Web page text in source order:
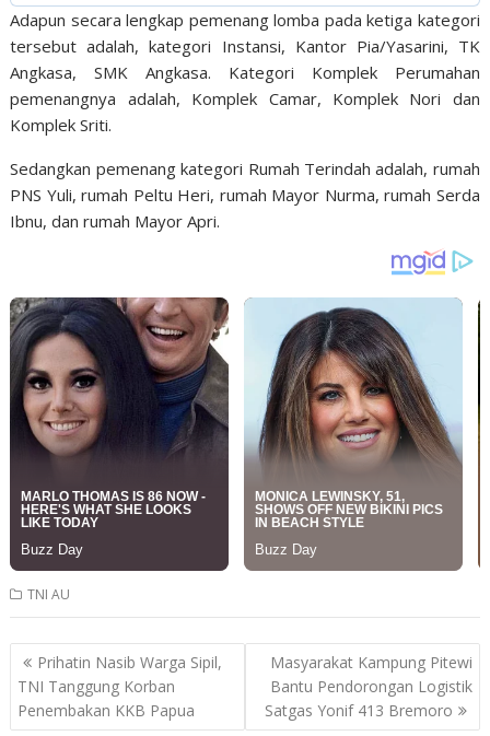
Adapun secara lengkap pemenang lomba pada ketiga kategori
tersebut adalah, kategori Instansi, Kantor Pia/Yasarini, TK
Angkasa, SMK Angkasa. Kategori Komplek Perumahan
pemenangnya adalah, Komplek Camar, Komplek Nori dan
Komplek Sriti.
Sedangkan pemenang kategori Rumah Terindah adalah, rumah
PNS Yuli, rumah Peltu Heri, rumah Mayor Nurma, rumah Serda
Ibnu, dan rumah Mayor Apri.
TNI AU
Post
navigation
Prihatin Nasib Warga Sipil,
TNI Tanggung Korban
Penembakan KKB Papua
Masyarakat Kampung Pitewi
Bantu Pendorongan Logistik
Satgas Yonif 413 Bremoro